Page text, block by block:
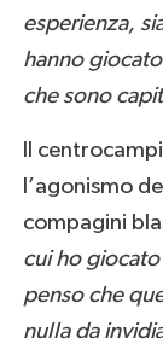
esperienza,
hanno
che sono
Il
l’agonismo
compagini
cui ho
penso che
nulla da